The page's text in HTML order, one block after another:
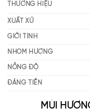
THƯƠNG HIỆU
XUẤT XỨ
GIỚI TÍNH
NHÓM HƯƠNG
NỒNG ĐỘ
ĐÁNG TIỀN
MÙI